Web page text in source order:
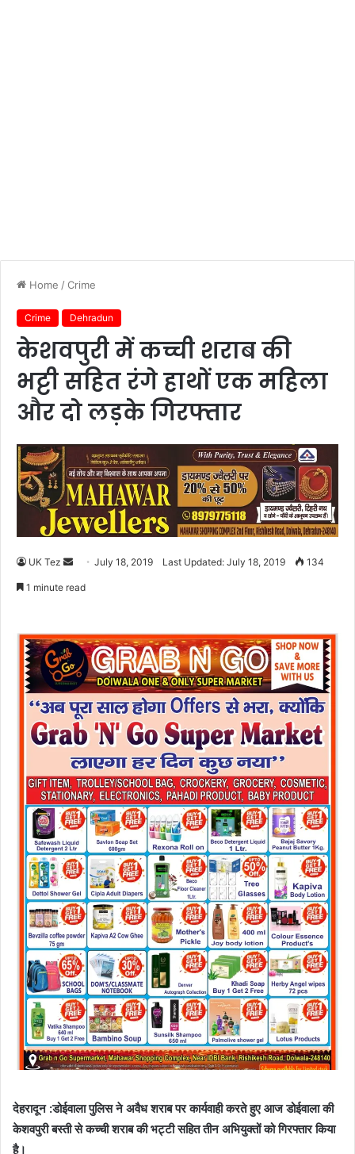
Home /Crime
Crime Dehradun
केशवपुरी में कच्ची शराब की
भट्टी सहित रंगे हाथों एक महिला
और दो लड़के गिरफ्तार
UK Tez
a
e
m
a
i
July 18, 2019 Last Updated: July 18, 2019 134
1 minute read
देहरादून :डोईवाला पुलिस ने अवैध शराब पर कार्यवाही करते हुए आज डोईवाला की
केशवपुरी बस्ती से कच्ची शराब की भट्टी सहित तीन अभियुक्तों को गिरफ्तार किया
है।